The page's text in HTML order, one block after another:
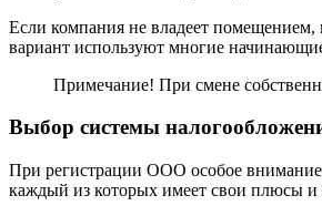
Если компания не владеет помещением,
вариант используют многие
Примечание! При смене
Выбор системы
При регистрации ООО особое внимание
каждый из которых имеет свои плюсы